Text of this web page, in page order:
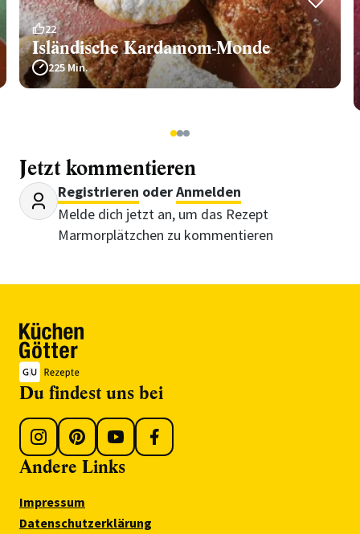
22
Isländische Kardamom-Monde
225 Min.
123
Jetzt kommentieren
Registrieren oderAnmelden
Melde dich jetzt an, um das Rezept
Marmorplätzchen zu kommentieren
Du findest uns bei
Andere Links
Impressum
Datenschutzerklärung